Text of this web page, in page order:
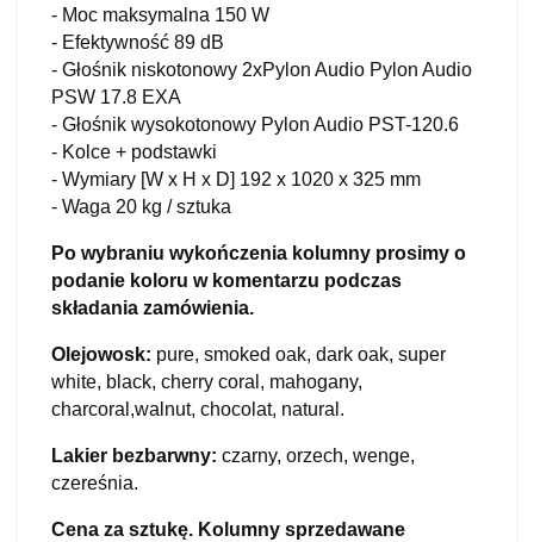
- Moc maksymalna 150 W
- Efektywność 89 dB
- Głośnik niskotonowy 2xPylon Audio Pylon Audio
PSW 17.8 EXA
- Głośnik wysokotonowy Pylon Audio PST-120.6
- Kolce + podstawki
- Wymiary [W x H x D] 192 x 1020 x 325 mm
- Waga 20 kg / sztuka
Po wybraniu wykończenia kolumny prosimy o
podanie koloru w komentarzu podczas
składania zamówienia.
Olejowosk: pure, smoked oak, dark oak, super
white, black, cherry coral, mahogany,
charcoral,walnut, chocolat, natural.
Lakier bezbarwny: czarny, orzech, wenge,
czereśnia.
Cena za sztukę. Kolumny sprzedawane